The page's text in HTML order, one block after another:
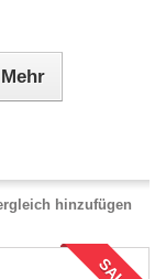
Mehr
hinzufügen